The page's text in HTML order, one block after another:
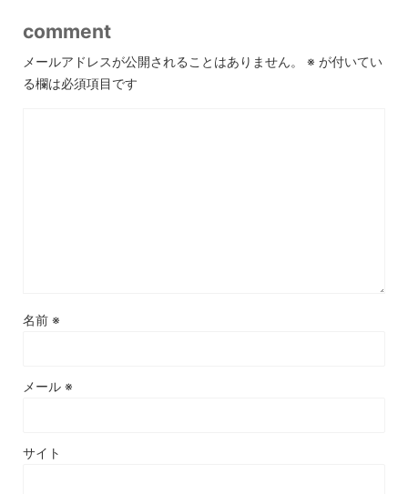
comment
メールアドレスが公開されることはありません。 ※ が付いてい
る欄は必須項目です
名前 ※
メール ※
サイト